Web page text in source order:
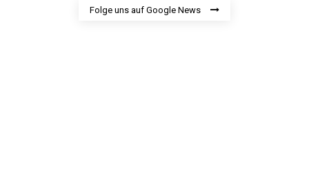
Folge uns auf Google News